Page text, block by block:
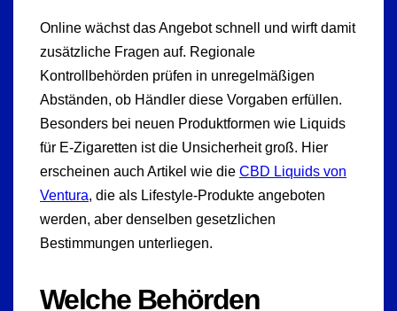
Online wächst das Angebot schnell und wirft damit
zusätzliche Fragen auf. Regionale
Kontrollbehörden prüfen in unregelmäßigen
Abständen, ob Händler diese Vorgaben erfüllen.
Besonders bei neuen Produktformen wie Liquids
für E-Zigaretten ist die Unsicherheit groß. Hier
erscheinen auch Artikel wie die CBD Liquids von
Ventura, die als Lifestyle-Produkte angeboten
werden, aber denselben gesetzlichen
Bestimmungen unterliegen.
Welche Behörden